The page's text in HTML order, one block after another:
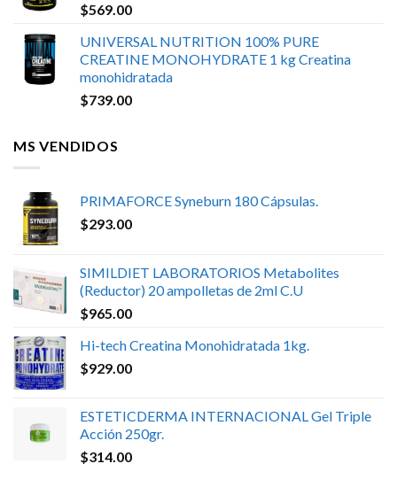
$569.00
UNIVERSAL NUTRITION 100% PURE
CREATINE MONOHYDRATE 1 kg Creatina
monohidratada
$739.00
MS VENDIDOS
PRIMAFORCE Syneburn 180 Cápsulas.
$293.00
SIMILDIET LABORATORIOS Metabolites
(Reductor) 20 ampolletas de 2ml C.U
$965.00
Hi-tech Creatina Monohidratada 1kg.
$929.00
ESTETICDERMA INTERNACIONAL Gel Triple
Acción 250gr.
$314.00